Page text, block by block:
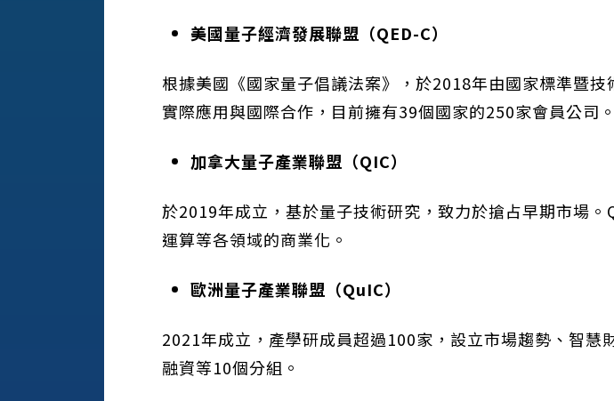
美國量子經濟發展聯盟（QED-C）
根據美國《國家量子倡議法案》，於2018年由國家標準暨
實際應用與國際合作，目前擁有39個國家的250家會員公司。
加拿大量子產業聯盟（QIC）
於2019年成立，基於量子技術研究，致力於搶占早期市場
運算等各領域的商業化。
歐洲量子產業聯盟（QuIC）
2021年成立，產學研成員超過100家，設立市場趨勢、智
融資等10個分組。